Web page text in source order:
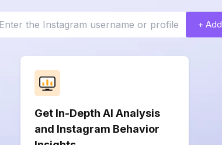
+ Add
Get In-Depth AI Analysis
and Instagram Behavior